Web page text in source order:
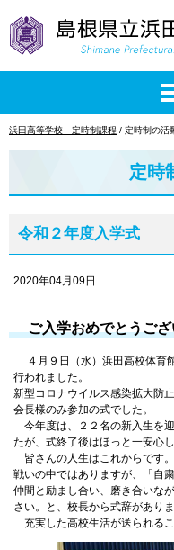
現
浜田高等学校 定時制課程 / 定時制の活
定時
令和２年度入学式
2020年04月09日
ご入学おめでとうござ
４月９日（水）浜田高校体育
行われました。
新型コロナウイルス感染拡大防
会長様のみ参加の式でした。
今年度は、２２名の新入生を
たが、式終了後はほっと一安心
皆さんの人生はこれからです
戦いの中ではありますが、「自
仲間と励まし合い、磨き合いな
さい。と、校長から式辞がありま
充実した高校生活が送られるこ